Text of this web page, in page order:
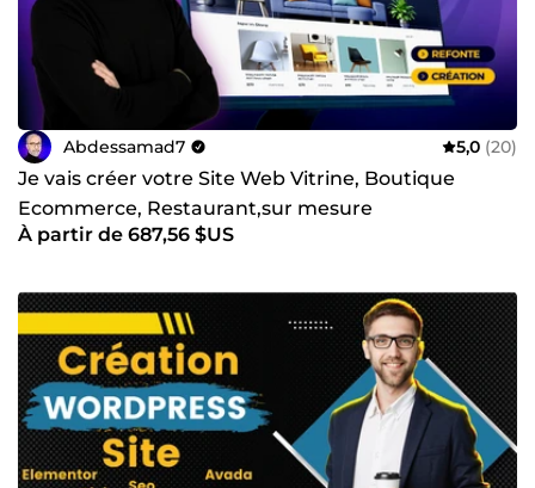
Abdessamad7 5,0 (20)
Je vais créer votre Site Web Vitrine, Boutique
Ecommerce, Restaurant,sur mesure
À partir de 687,56 $US